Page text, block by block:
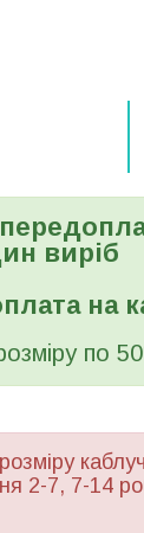
виріб
на
по
2-7, 7-14